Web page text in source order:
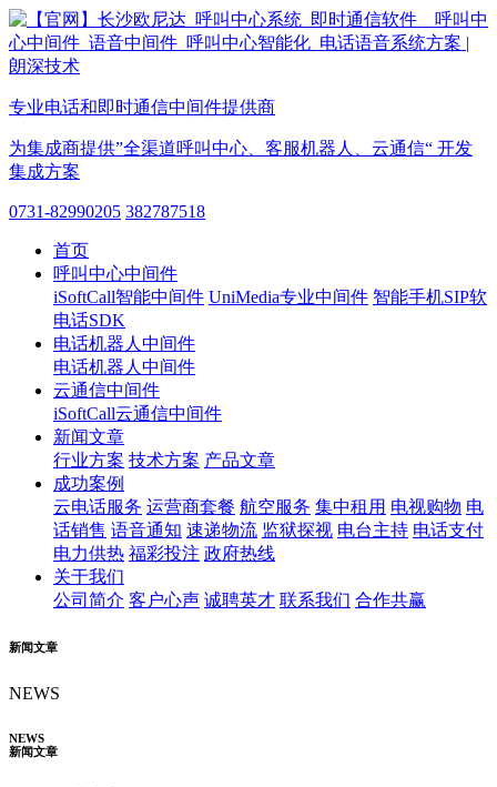
专业电话和即时通信中间件提供商
为集成商提供”全渠道呼叫中心、客服机器人、云通信“ 开发
集成方案
0731-82990205 382787518
首页
呼叫中心中间件
iSoftCall智能中间件 UniMedia专业中间件 智能手机SIP软
电话SDK
电话机器人中间件
电话机器人中间件
云通信中间件
iSoftCall云通信中间件
新闻文章
行业方案 技术方案 产品文章
成功案例
云电话服务 运营商套餐 航空服务 集中租用 电视购物 电
话销售 语音通知 速递物流 监狱探视 电台主持 电话支付
电力供热 福彩投注 政府热线
关于我们
公司简介 客户心声 诚聘英才 联系我们 合作共赢
新闻文章
NEWS
NEWS
新闻文章